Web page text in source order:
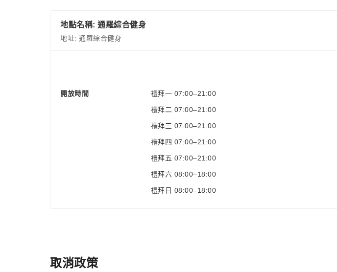
地點名稱: 通羅綜合健身
地址: 通羅綜合健身
開放時間 禮拜一 07:00–21:00
禮拜二 07:00–21:00
禮拜三 07:00–21:00
禮拜四 07:00–21:00
禮拜五 07:00–21:00
禮拜六 08:00–18:00
禮拜日 08:00–18:00
取消政策